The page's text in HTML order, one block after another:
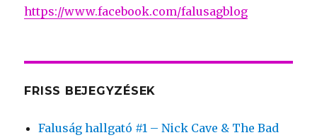
https://www.facebook.com/falusagblog
FRISS BEJEGYZÉSEK
Faluság hallgató #1 – Nick Cave & The Bad